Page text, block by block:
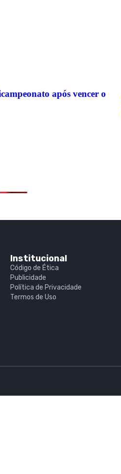
após vencer o
Institucional
Código de Ética
Publicidade
Política de Privacidade
Termos de Uso